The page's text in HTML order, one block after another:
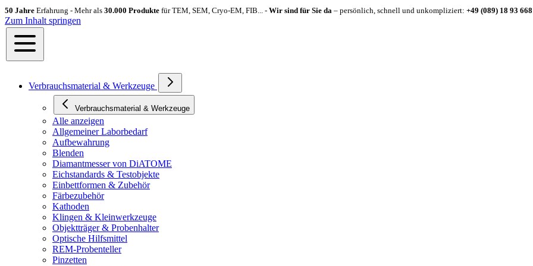
50 Jahre Erfahrung - Mehr als 30.000 Produkte für TEM, SEM, Cryo-EM, FIB... - Wir sind für Sie da – persönlich, schnell und unkompliziert: +49 (089) 18 93
Zum Inhalt springen
Verbrauchsmaterial & Werkzeuge
Verbrauchsmaterial & Werkzeuge
Alle anzeigen
Allgemeiner Laborbedarf
Aufbewahrung
Blenden
Diamantmesser von DiATOME
Eichstandards & Testobjekte
Einbettformen & Zubehör
Färbezubehör
Kathoden
Klingen & Kleinwerkzeuge
Objektträger & Probenhalter
Optische Hilfsmittel
REM-Probenteller
Pinzetten